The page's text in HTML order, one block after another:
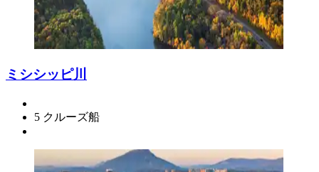
ミシシッピ川
5 クルーズ船